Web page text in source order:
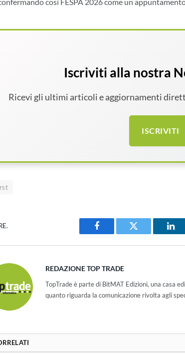
Iscriviti alla nostra
Ricevi gli ultimi articoli e aggiornamenti
ISCRIVITI
Facebook Twitter
REDAZIONE TOP TRADE
TopTrade è parte di BitMAT Edizioni, una casa
quanto riguarda la comunicazione rivolta agli